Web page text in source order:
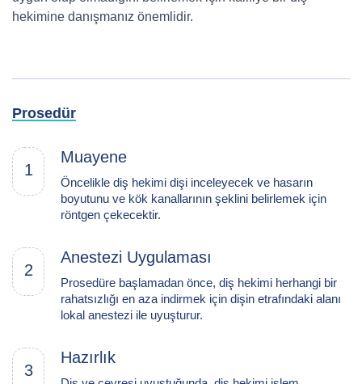
hekimine danışmanız önemlidir.
Prosedür
1
Muayene
Öncelikle diş hekimi dişi inceleyecek ve hasarın
boyutunu ve kök kanallarının şeklini belirlemek için
röntgen çekecektir.
2
Anestezi Uygulaması
Prosedüre başlamadan önce, diş hekimi herhangi bir
rahatsızlığı en aza indirmek için dişin etrafındaki alanı
lokal anestezi ile uyuşturur.
3
Hazırlık